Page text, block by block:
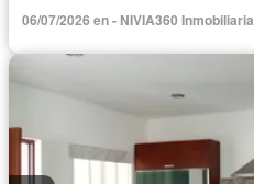
06/07/2026 en - NIVIA360 Inmobiliaria